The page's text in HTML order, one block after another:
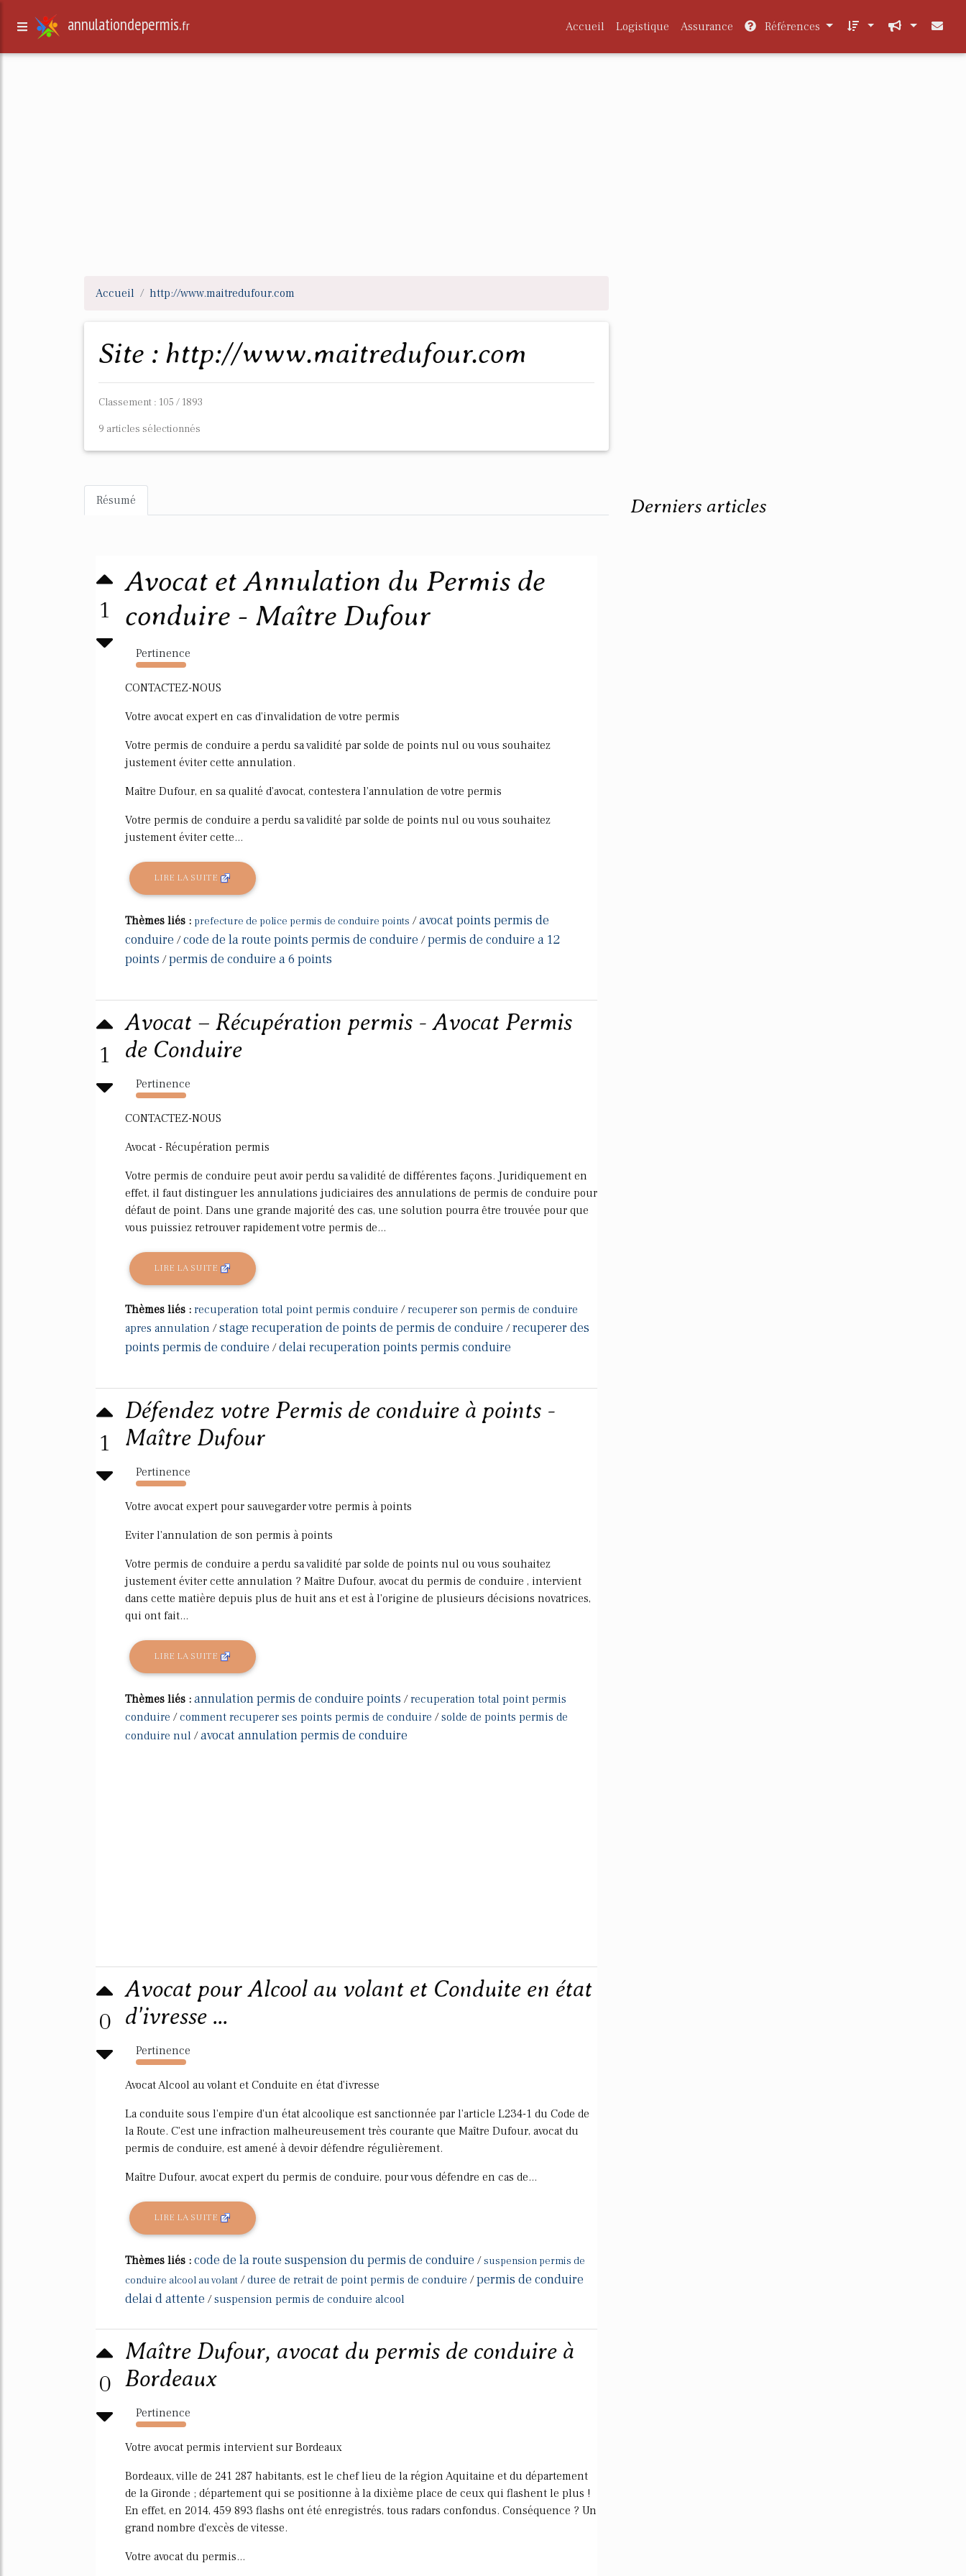
annulationdepermis.fr Accueil Logistique Assurance Références
Accueil http://www.maitredufour.com
Site : http://www.maitredufour.com
Classement : 105 / 1893
9 articles sélectionnés
Résumé
1
Avocat et Annulation du Permis de
conduire - Maître Dufour
Pertinence
13988%
CONTACTEZ-NOUS
Votre avocat expert en cas d'invalidation de votre permis
Votre permis de conduire a perdu sa validité par solde de points nul ou vous souhaitez
justement éviter cette annulation.
Maître Dufour, en sa qualité d'avocat, contestera l'annulation de votre permis
Votre permis de conduire a perdu sa validité par solde de points nul ou vous souhaitez
justement éviter cette...
LIRE LA SUITE
Thèmes liés : prefecture de police permis de conduire points /avocat points permis de
conduire /code de la route points permis de conduire /permis de conduire a 12
points /permis de conduire a 6 points
1
Avocat – Récupération permis - Avocat Permis
de Conduire
Pertinence
5535%
CONTACTEZ-NOUS
Avocat - Récupération permis
Votre permis de conduire peut avoir perdu sa validité de différentes façons. Juridiquement en
effet, il faut distinguer les annulations judiciaires des annulations de permis de conduire pour
défaut de point. Dans une grande majorité des cas, une solution pourra être trouvée pour que
vous puissiez retrouver rapidement votre permis de...
LIRE LA SUITE
Thèmes liés : recuperation total point permis conduire /recuperer son permis de conduire
apres annulation /stage recuperation de points de permis de conduire /recuperer des
points permis de conduire /delai recuperation points permis conduire
1
Défendez votre Permis de conduire à points -
Maître Dufour
Pertinence
4104%
Votre avocat expert pour sauvegarder votre permis à points
Eviter l'annulation de son permis à points
Votre permis de conduire a perdu sa validité par solde de points nul ou vous souhaitez
justement éviter cette annulation ? Maître Dufour, avocat du permis de conduire , intervient
dans cette matière depuis plus de huit ans et est à l'origine de plusieurs décisions novatrices,
qui ont fait...
LIRE LA SUITE
Thèmes liés : annulation permis de conduire points /recuperation total point permis
conduire /comment recuperer ses points permis de conduire /solde de points permis de
conduire nul /avocat annulation permis de conduire
0
Avocat pour Alcool au volant et Conduite en état
d'ivresse ...
Pertinence
6457%
Avocat Alcool au volant et Conduite en état d'ivresse
La conduite sous l'empire d'un état alcoolique est sanctionnée par l'article L234-1 du Code de
la Route. C'est une infraction malheureusement très courante que Maître Dufour, avocat du
permis de conduire, est amené à devoir défendre régulièrement.
Maître Dufour, avocat expert du permis de conduire, pour vous défendre en cas de...
LIRE LA SUITE
Thèmes liés : code de la route suspension du permis de conduire /suspension permis de
conduire alcool au volant /duree de retrait de point permis de conduire /permis de conduire
delai d attente /suspension permis de conduire alcool
0
Maître Dufour, avocat du permis de conduire à
Bordeaux
Pertinence
5515%
Votre avocat permis intervient sur Bordeaux
Bordeaux, ville de 241 287 habitants, est le chef lieu de la région Aquitaine et du département
de la Gironde ; département qui se positionne à la dixième place de ceux qui flashent le plus !
En effet, en 2014, 459 893 flashs ont été enregistrés, tous radars confondus. Conséquence ? Un
grand nombre d'excès de vitesse.
Votre avocat du permis...
Derniers articles